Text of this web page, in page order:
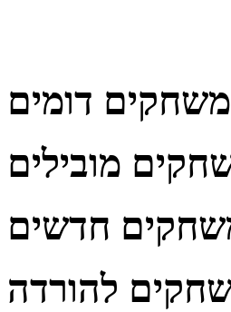
משחקים דומים
מובילים
חדשים
להורדה